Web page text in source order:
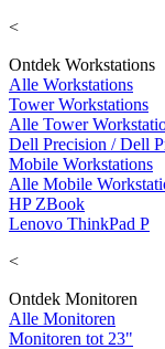
<
Ontdek Workstations
Alle Workstations
Tower Workstations
Alle Tower
Dell Precision / Dell
Mobile Workstations
Alle Mobile
HP ZBook
Lenovo ThinkPad P
<
Ontdek Monitoren
Alle Monitoren
Monitoren tot 23"